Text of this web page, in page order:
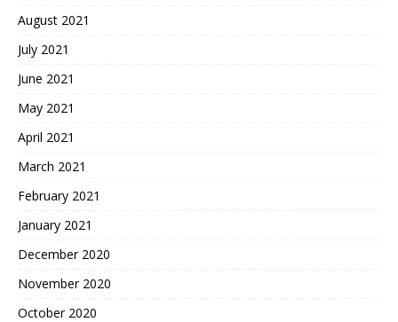
August 2021
July 2021
June 2021
May 2021
April 2021
March 2021
February 2021
January 2021
December 2020
November 2020
October 2020